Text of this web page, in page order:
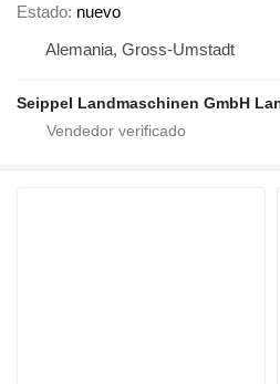
Estado nuevo
Alemania, Gross-Umstadt